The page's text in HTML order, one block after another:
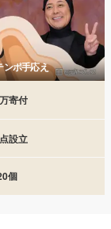
ンポ手応え
寄付
設立
個